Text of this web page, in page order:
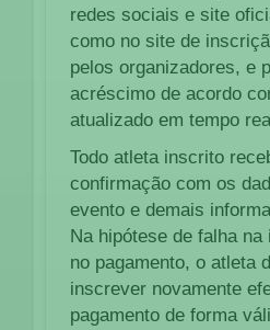
redes sociais e site
como no site de
pelos organizadores, e
acréscimo de acordo
atualizado em tempo
Todo atleta inscrito
confirmação com os
evento e demais
Na hipótese de falha
no pagamento, o atleta
inscrever novamente
pagamento de forma